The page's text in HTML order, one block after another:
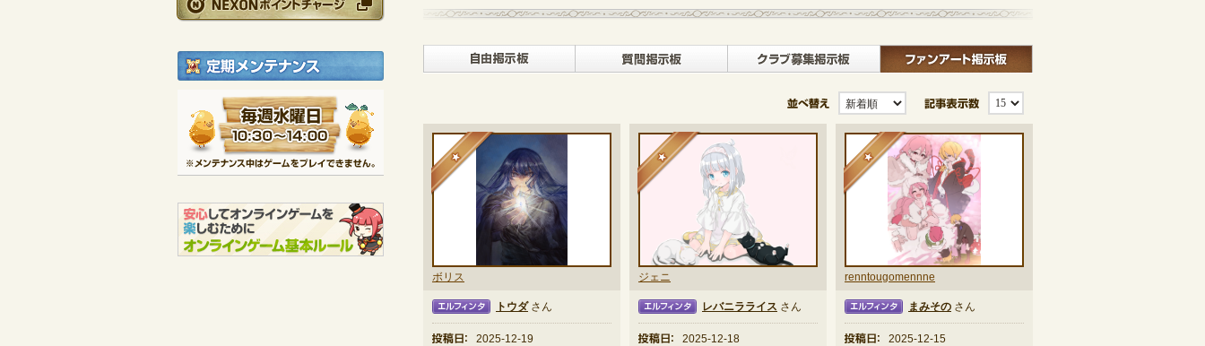
定期メンテナンス 自由掲示板> 質問掲示板 クラブ募集掲示板
並び替え 記事表示数
ボリス
トウダさん
投稿日：
2025-12-19
ジェニ
★
レバニラライス さん
投稿日：
2025-12-18
renntougomennne
★
エルフィンタ まみその さん
投稿日：
2025-12-15